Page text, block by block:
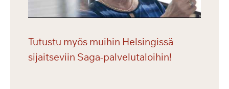
Tutustu myös muihin Helsingissä
sijaitseviin Saga-palvelutaloihin!